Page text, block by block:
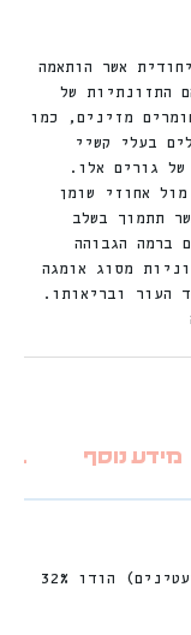
אשר הותאמה
התזונתיות של
מזינים, כמו
בעלי קשיי
של גורים אלו.
אחוזי שומן
תתמוך בשלב
ברמה הגבוהה
מסוג אומגה
העור ובריאותו.
מידע נוסף
בקר 38% (ריאות, לבבות, בשר, כליות ועטינים) הודו 32%